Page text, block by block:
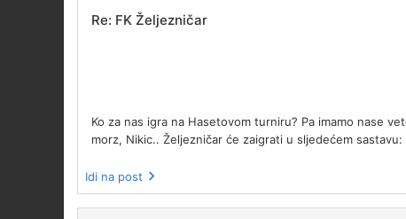
Re: FK Željezničar
Ko za nas igra na Hasetovom turniru? Pa imamo nase
morz, Nikic.. Željezničar će zaigrati u sljedećem
Idi na post